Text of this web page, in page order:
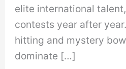
elite international
contests year after
hitting and mystery
dominate […]